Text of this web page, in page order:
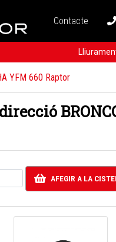
Contacte
YFM 660 Raptor
AFEGIR A LA